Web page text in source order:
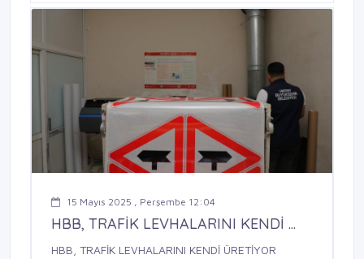
15 Mayıs 2025 , Perşembe 12:04
HBB, TRAFİK LEVHALARINI KENDİ ...
HBB, TRAFİK LEVHALARINI KENDİ ÜRETİYOR